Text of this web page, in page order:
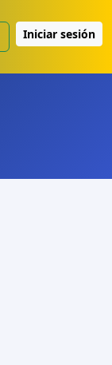
Iniciar sesión